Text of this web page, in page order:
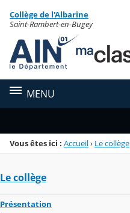
Menu de la rubrique
Contenu
Collège de l'Albarine
Saint-Rambert-en-Bugey
MENU
Vous êtes ici : Accueil› Le collège
Le collège
Présentation